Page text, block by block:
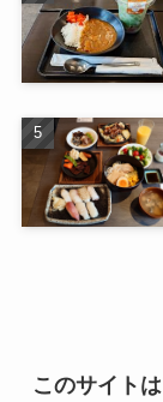
このサイト